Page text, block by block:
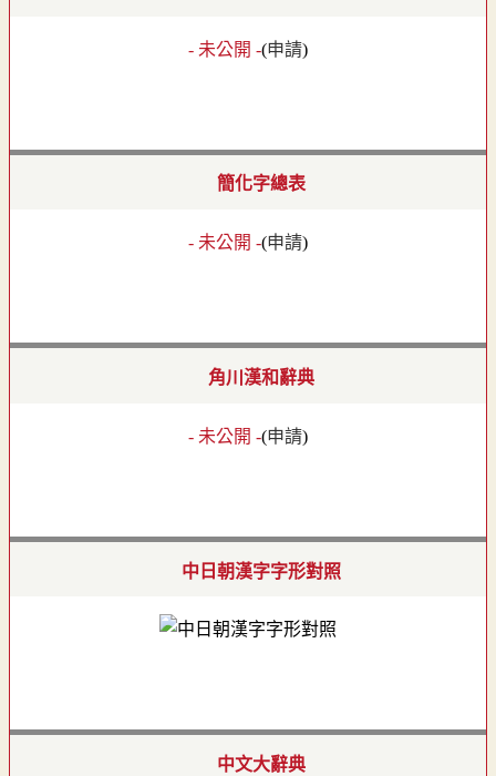
- 未公開 -(申請)
簡化字總表
- 未公開 -(申請)
角川漢和辭典
- 未公開 -(申請)
中日朝漢字字形對照
中文大辭典